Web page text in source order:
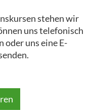
stehen wir
uns telefonisch
oder uns eine E-